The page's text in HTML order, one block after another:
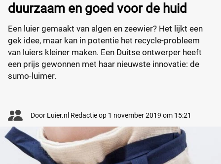
duurzaam en goed voor de huid
Een luier gemaakt van algen en zeewier? Het lijkt een
gek idee, maar kan in potentie het recycle-probleem
van luiers kleiner maken. Een Duitse ontwerper heeft
een prijs gewonnen met haar nieuwste innovatie: de
sumo-luimer.
Door Luier.nl Redactieop 1 november 2019 om 15:21